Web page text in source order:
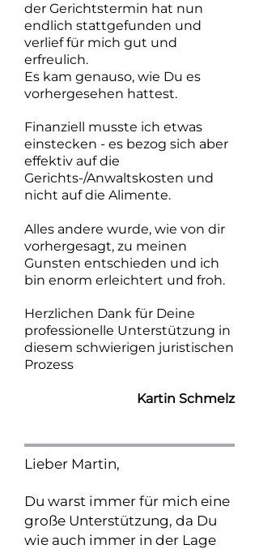
der Gerichtstermin hat nun
endlich stattgefunden und
verlief für mich gut und
erfreulich.
Es kam genauso, wie Du es
vorhergesehen hattest.
Finanziell musste ich etwas
einstecken - es bezog sich aber
effektiv auf die
Gerichts-/Anwaltskosten und
nicht auf die Alimente.
Alles andere wurde, wie von dir
vorhergesagt, zu meinen
Gunsten entschieden und ich
bin enorm erleichtert und froh.
Herzlichen Dank für Deine
professionelle Unterstützung in
diesem schwierigen juristischen
Prozess
Kartin Schmelz
Lieber Martin,
Du warst immer für mich eine
große Unterstützung, da Du
wie auch immer in der Lage